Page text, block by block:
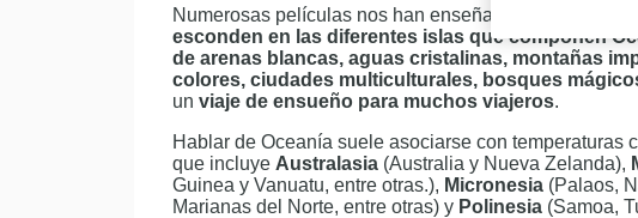
Numerosas películas nos han enseñado
esconden en las diferentes islas que componen
de arenas blancas, aguas cristalinas, montañas
colores, ciudades multiculturales, bosques
un viaje de ensueño para muchos viajeros.
Hablar de Oceanía suele asociarse con temperaturas
que incluye Australasia (Australia y Nueva Zelanda),
Guinea y Vanuatu, entre otras.), Micronesia (Palaos,
Marianas del Norte, entre otras) y Polinesia (Samoa,